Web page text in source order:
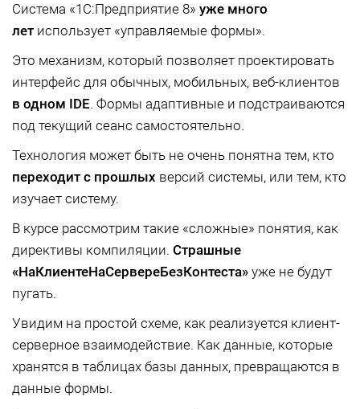
Система «1С:Предприятие 8» уже много
летиспользует «управляемые формы».
Это механизм, который позволяет проектировать
интерфейс для обычных, мобильных, веб-клиентов
в одном IDE. Формы адаптивные и подстраиваются
под текущий сеанс самостоятельно.
Технология может быть не очень понятна тем, кто
переходит с прошлых версий системы, или тем, кто
изучает систему.
В курсе рассмотрим такие «сложные» понятия, как
директивы компиляции. Страшные
«НаКлиентеНаСервереБезКонтеста» уже не будут
пугать.
Увидим на простой схеме, как реализуется клиент-
серверное взаимодействие. Как данные, которые
хранятся в таблицах базы данных, превращаются в
данные формы.